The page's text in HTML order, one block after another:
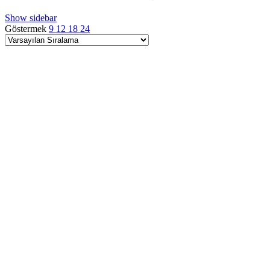
Show sidebar
Göstermek 9 12 18 24